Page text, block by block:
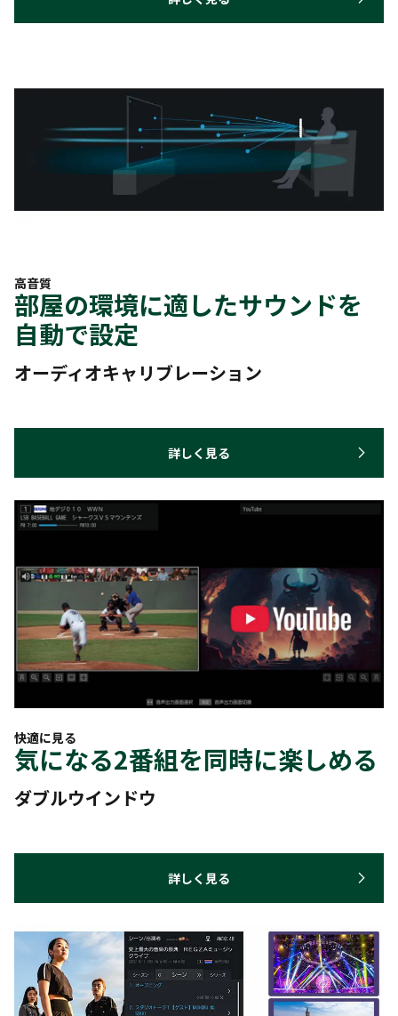
高音質
部屋の環境に適したサウンドを
自動で設定
オーディオキャリブレーション
詳しく見る
快適に見る
気になる2番組を同時に楽しめる
ダブルウインドウ
詳しく見る